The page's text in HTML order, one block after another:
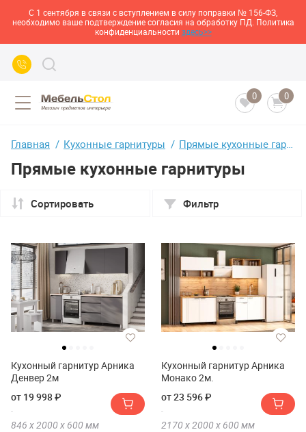
С 1 сентября в связи с вступлением в силу поправки № 156-ФЗ,
необходимо ваше подтверждение согласия на обработку ПД. Политика
конфиденциальности здесь>>
0 0
Главная Кухонные гарнитуры Прямые кухонные гарнитуры
Прямые кухонные гарнитуры
Сортировать Фильтр
Кухонный гарнитур Арника
Денвер 2м
от 19 998 ₽
846 х2000 х 600 мм
Кухонный гарнитур Арника
Монако 2м.
от 23 596 ₽
2170 х2000 х 600 мм